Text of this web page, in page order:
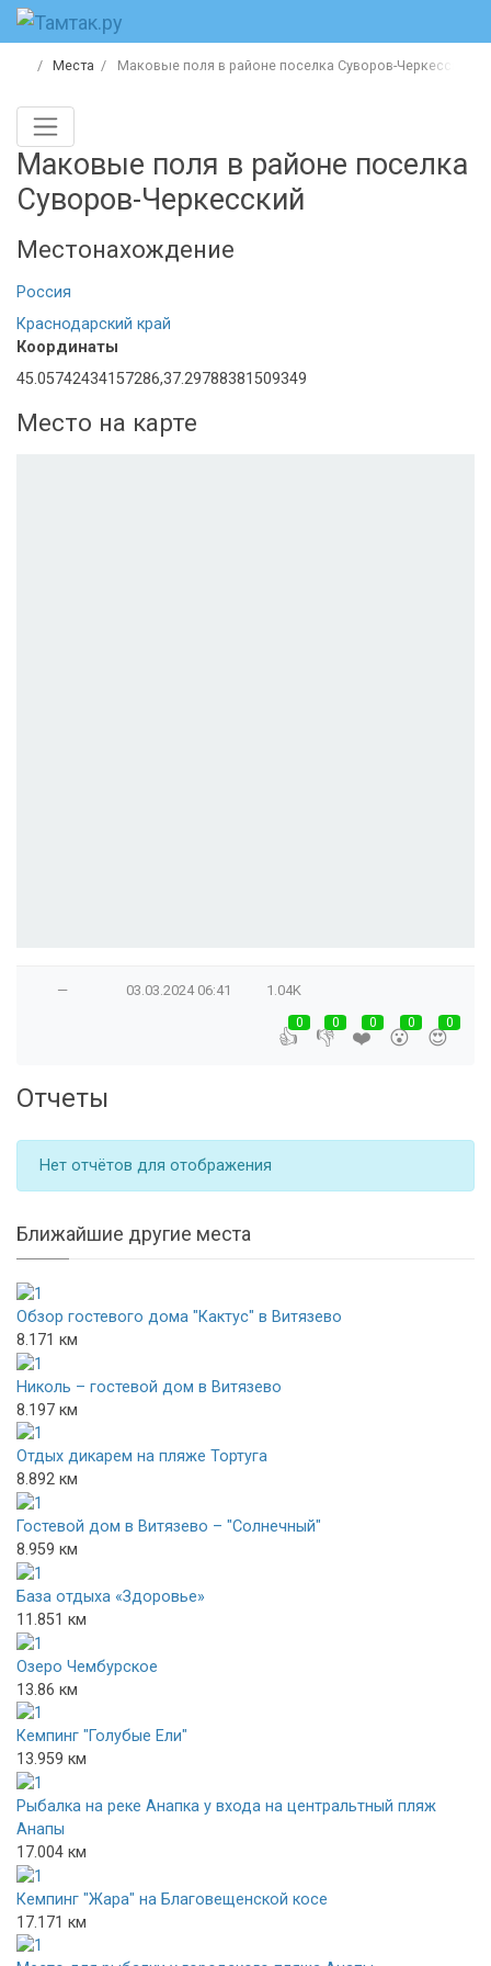
Места Маковые поля в районе поселка Суворов-Черкесский
Маковые поля в районе поселка
Суворов-Черкесский
Местонахождение
Россия
Краснодарский край
Координаты
45.05742434157286,37.29788381509349
Место на карте
— 03.03.2024 06:41 1.04K
👍
0
👎
0
❤️
0
😮
0
😍
0
Отчеты
Нет отчётов для отображения
Ближайшие другие места
Обзор гостевого дома "Кактус" в Витязево
8.171 км
Николь – гостевой дом в Витязево
8.197 км
Отдых дикарем на пляже Тортуга
8.892 км
Гостевой дом в Витязево – "Солнечный"
8.959 км
База отдыха «Здоровье»
11.851 км
Озеро Чембурское
13.86 км
Кемпинг "Голубые Ели"
13.959 км
Рыбалка на реке Анапка у входа на центральтный пляж
Анапы
17.004 км
Кемпинг "Жара" на Благовещенской косе
17.171 км